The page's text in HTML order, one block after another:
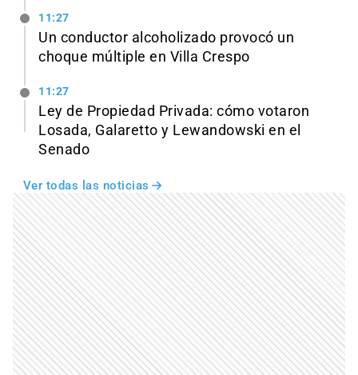
11:27
Un conductor alcoholizado provocó un
choque múltiple en Villa Crespo
11:27
Ley de Propiedad Privada: cómo votaron
Losada, Galaretto y Lewandowski en el
Senado
Ver todas las noticias